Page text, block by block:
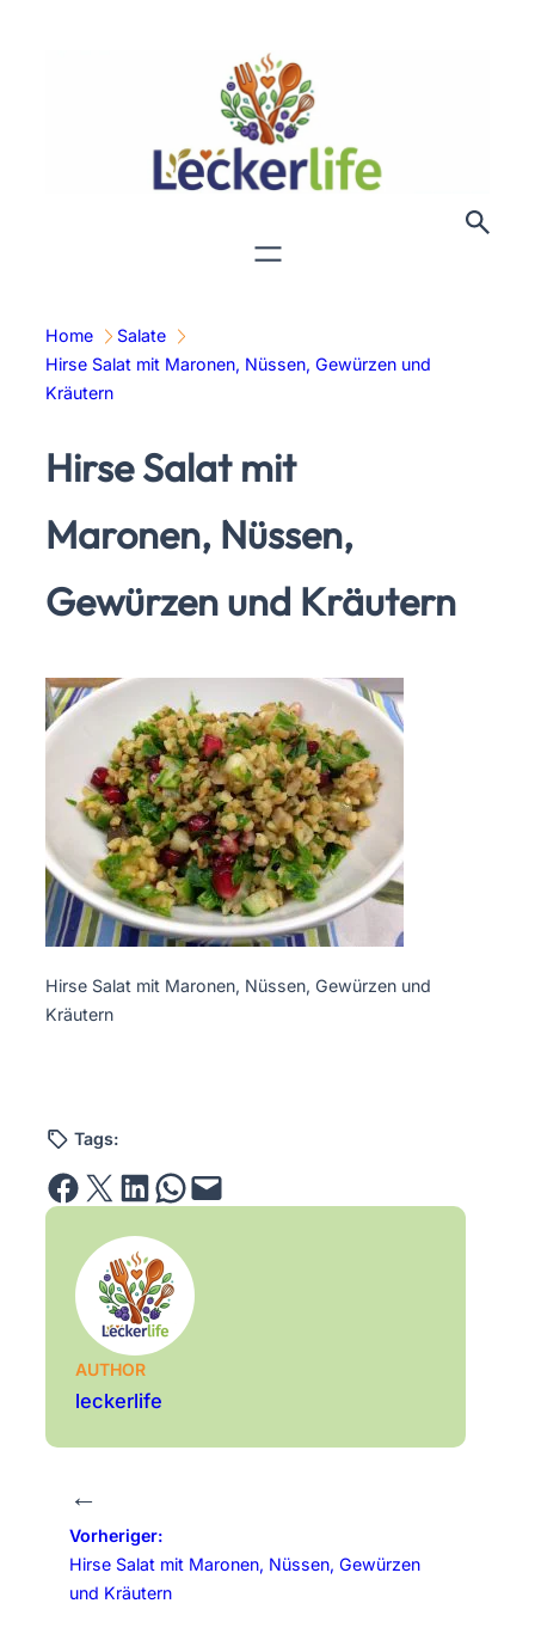
Home
Salate
Hirse Salat mit Maronen, Nüssen, Gewürzen und
Kräutern
Hirse Salat mit
Maronen, Nüssen,
Gewürzen und Kräutern
Hirse Salat mit Maronen, Nüssen, Gewürzen und
Kräutern
Tags:
Share on Facebook Email this Page Share on LinkedIn Share on WhatsApp Email this Page
AUTHOR
leckerlife
←
Vorheriger:
Hirse Salat mit Maronen, Nüssen, Gewürzen
und Kräutern